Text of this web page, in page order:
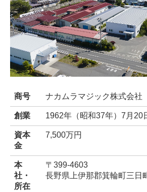
商号 ナカムラマジック株式会社
創業 1962年（昭和37年）7月20
資本
金
7,500万円
本
社・
所在
〒399-4603
長野県上伊那郡箕輪町三日